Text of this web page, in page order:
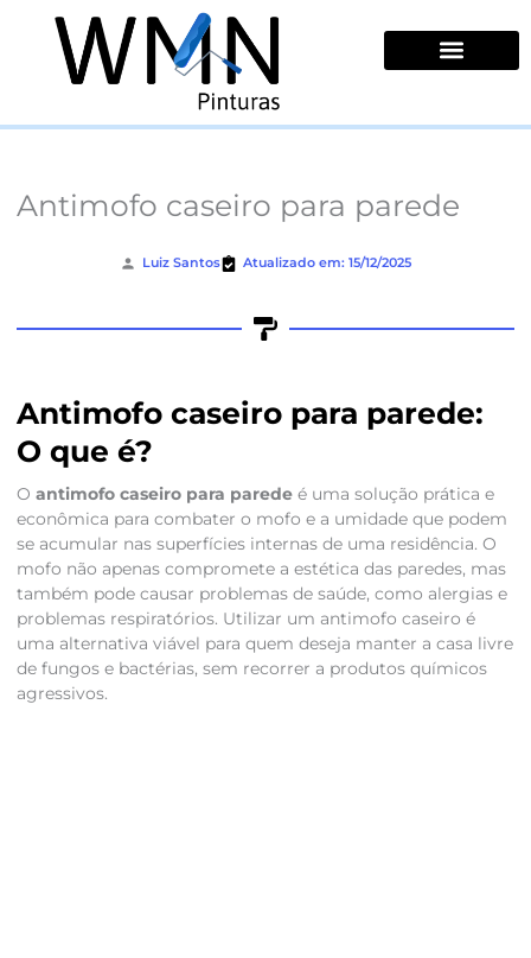
conteúdo
Antimofo caseiro para parede
Luiz Santos Atualizado em: 15/12/2025
Antimofo caseiro para parede:
O que é?
O antimofo caseiro para paredeé uma solução prática e
econômica para combater o mofo e a umidade que podem
se acumular nas superfícies internas de uma residência. O
mofo não apenas compromete a estética das paredes, mas
também pode causar problemas de saúde, como alergias e
problemas respiratórios. Utilizar um antimofo caseiro é
uma alternativa viável para quem deseja manter a casa livre
de fungos e bactérias, sem recorrer a produtos químicos
agressivos.